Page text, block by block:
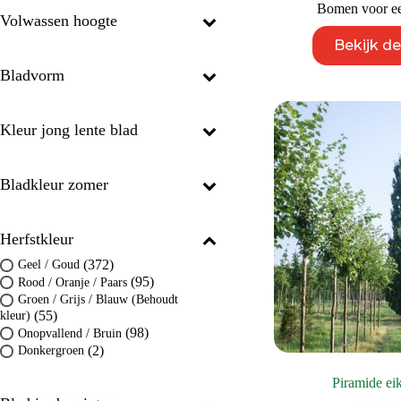
Bomen voor
Bekijk
Piramide
Volwassen hoogte
Bladvorm
Kleur jong lente blad
Bladkleur zomer
Herfstkleur
Geel / Goud (372)
Rood / Oranje / Paars (95)
Groen / Grijs / Blauw (Behoudt
kleur) (55)
Onopvallend / Bruin (98)
Donkergroen (2)